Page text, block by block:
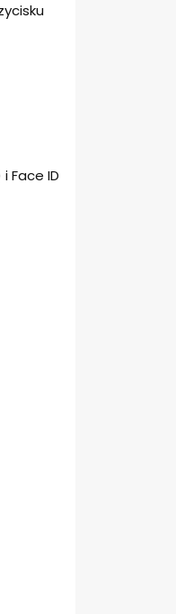
Face ID